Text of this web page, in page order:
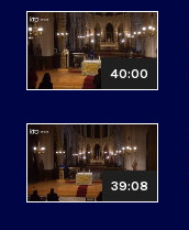
40:00
39:08